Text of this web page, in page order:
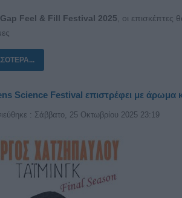
Feel & Fill Festival 2025 , οι
Science Festival επιστρέφει με άρωμα
: Σάββατο, 25 Οκτωβρίου 2025 23:19